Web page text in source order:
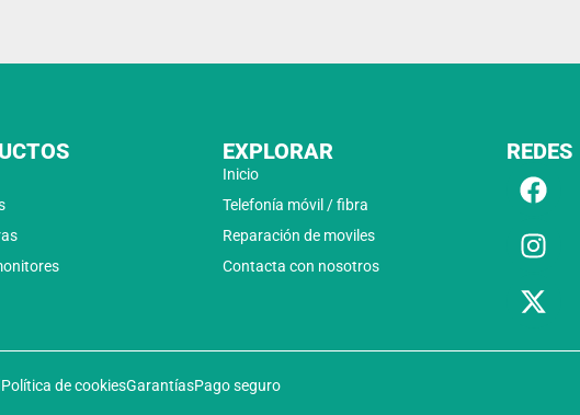
EXPLORAR
Inicio
Telefonía móvil / fibra
Reparación de moviles
Contacta con nosotros
REDES
Política de cookiesGarantíasPago seguro